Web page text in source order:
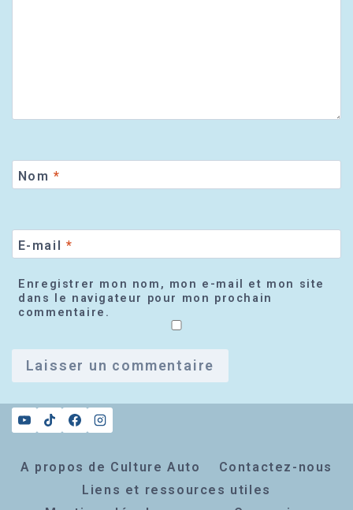
Nom *
E-mail *
Enregistrer mon nom, mon e-mail et mon site
dans le navigateur pour mon prochain
commentaire.
A propos de Culture Auto
Contactez-nous
Liens et ressources utiles